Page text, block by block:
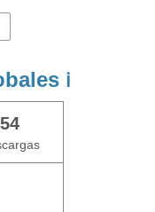
ℹ️
54